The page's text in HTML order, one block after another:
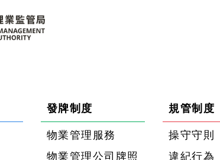
發牌制度
物業管理服務
物業管理公司牌照
規管制度
操守守則
違紀行為